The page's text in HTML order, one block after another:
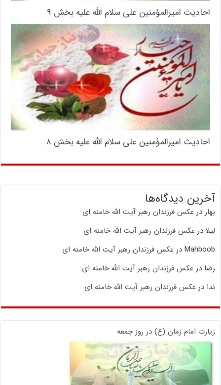
احادیث امیرالمؤمنین علی سلام الله علیه بخش ۹
احادیث امیرالمؤمنین علی سلام الله علیه بخش ۸
آخرین دیدگاه‌ها
بهار درعکس فرزندان رهبر آیت الله خامنه ای
لیلا درعکس فرزندان رهبر آیت الله خامنه ای
Mahboob درعکس فرزندان رهبر آیت الله خامنه ای
رضا درعکس فرزندان رهبر آیت الله خامنه ای
ندا درعکس فرزندان رهبر آیت الله خامنه ای
زیارت امام زمان (ع) در روز جمعه